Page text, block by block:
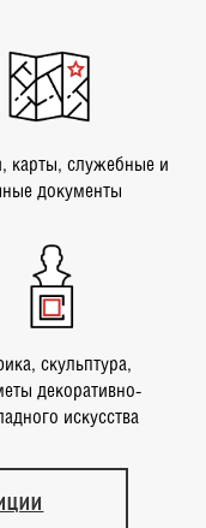
карты, служебные и
документы
скульптура,
декоративно-
искусства